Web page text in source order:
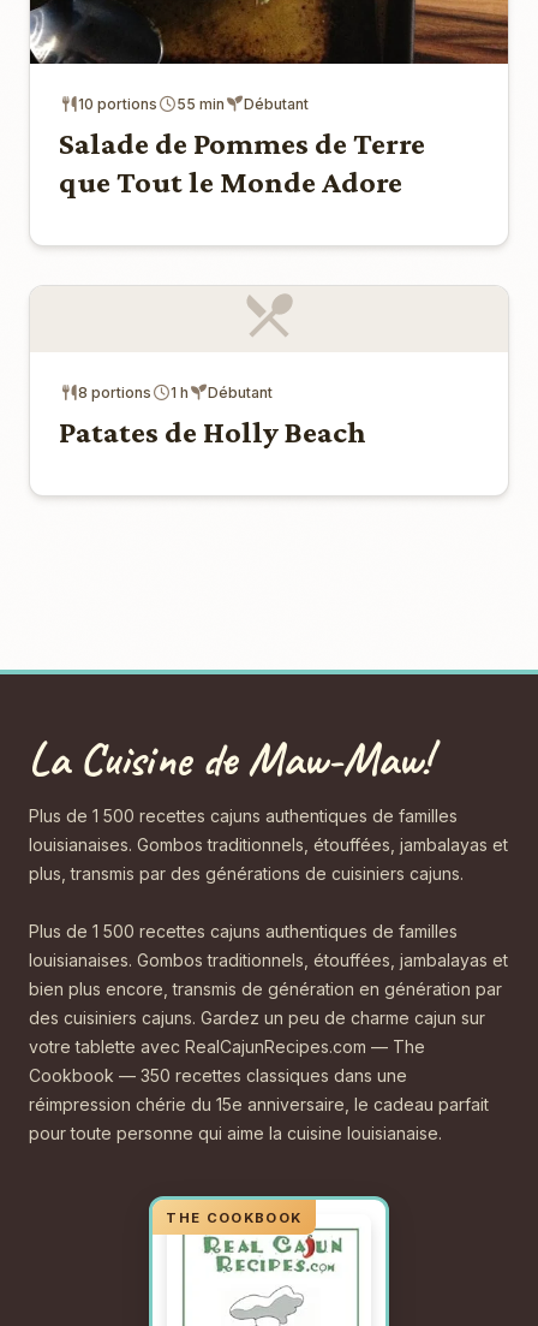
10 portions 55 min Débutant
Salade de Pommes de Terre
que Tout le Monde Adore
8 portions 1 h Débutant
Patates de Holly Beach
La Cuisine de Maw-Maw!
Plus de 1 500 recettes cajuns authentiques de familles
louisianaises. Gombos traditionnels, étouffées, jambalayas et
plus, transmis par des générations de cuisiniers cajuns.
Plus de 1 500 recettes cajuns authentiques de familles
louisianaises. Gombos traditionnels, étouffées, jambalayas et
bien plus encore, transmis de génération en génération par
des cuisiniers cajuns. Gardez un peu de charme cajun sur
votre tablette avec RealCajunRecipes.com — The
Cookbook — 350 recettes classiques dans une
réimpression chérie du 15e anniversaire, le cadeau parfait
pour toute personne qui aime la cuisine louisianaise.